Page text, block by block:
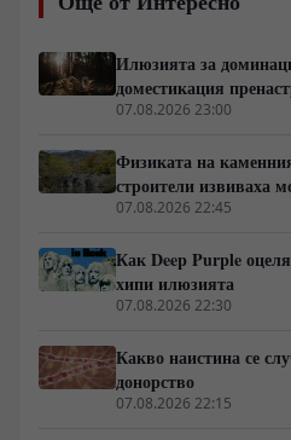
в арена на сблъсък между
туристически бизнес.
Илюзията за
доместикация
домашния хищник
07.08.2026 23:00
Физиката на
строители извиваха
07.08.2026 22:45
Как Deep Purple
хипи илюзията
07.08.2026 22:30
Какво наистина се
донорство
07.08.2026 22:15